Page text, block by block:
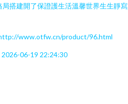
搭建開了保證護生活溫馨世界生生靜
www.otfw.cn/product/96.html
06-19 22:24:30